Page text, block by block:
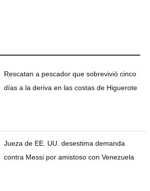
Rescatan a pescador que sobrevivió cinco
días a la deriva en las costas de Higuerote
Jueza de EE. UU. desestima demanda
contra Messi por amistoso con Venezuela